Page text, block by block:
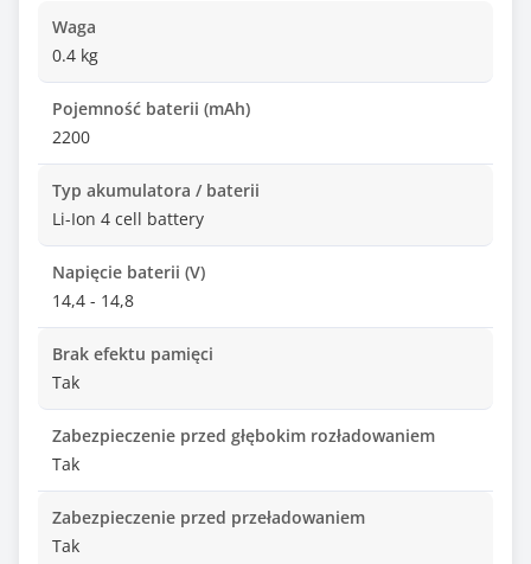
Waga
0.4 kg
Pojemność baterii (mAh)
2200
Typ akumulatora / baterii
Li-Ion 4 cell battery
Napięcie baterii (V)
14,4 - 14,8
Brak efektu pamięci
Tak
Zabezpieczenie przed głębokim rozładowaniem
Tak
Zabezpieczenie przed przeładowaniem
Tak